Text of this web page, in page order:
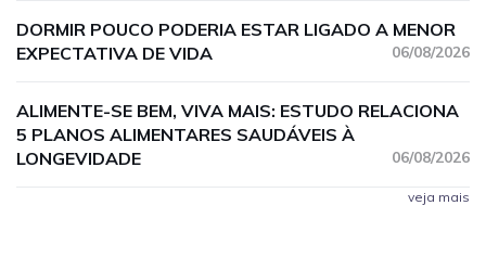
DORMIR POUCO PODERIA ESTAR LIGADO A MENOR
EXPECTATIVA DE VIDA
06/08/2026
ALIMENTE-SE BEM, VIVA MAIS: ESTUDO RELACIONA
5 PLANOS ALIMENTARES SAUDÁVEIS À
LONGEVIDADE
06/08/2026
veja mais